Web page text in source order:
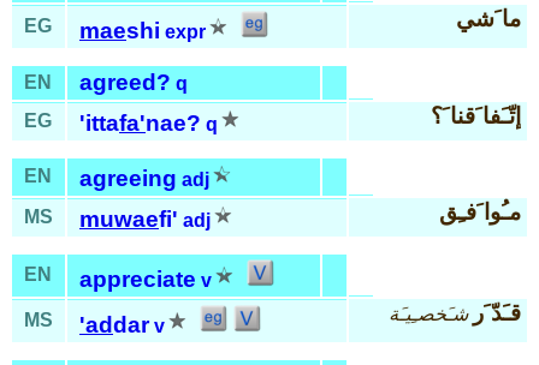
EG
maeshi expr
ما َشي
EN agreed? q
EG
'ittafa'nae? q إتّـَفا َقنا َ؟
EN agreeing adj
MS
muwaefi' adj مـُوا َفـِق
EN appreciate v
MS
'addar v
قـَدّ َر شـَخصـِيـَة